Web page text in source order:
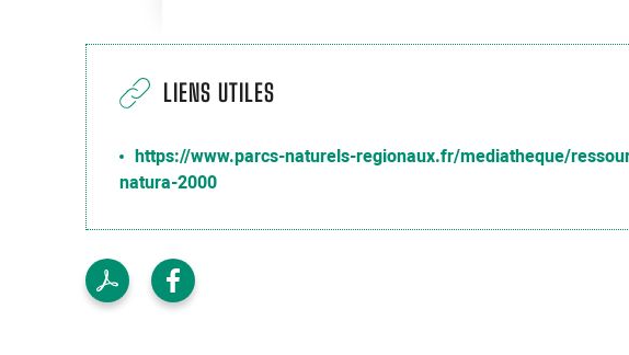
LIENS UTILES
https://www.parcs-naturels-regionaux.fr/mediatheque/
natura-2000